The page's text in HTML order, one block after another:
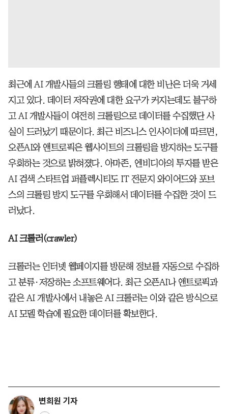
최근에 AI 개발사들의 크롤링 행태에 대한 비난은 더욱 거세
지고 있다. 데이터 저작권에 대한 요구가 커지는데도 불구하
고 AI 개발사들이 여전히 크롤링으로 데이터를 수집했단 사
실이 드러났기 때문이다. 최근 비즈니스 인사이더에 따르면,
오픈AI와 앤트로픽은 웹사이트의 크롤링을 방지하는 도구를
우회하는 것으로 밝혀졌다. 아마존, 엔비디아의 투자를 받은
AI 검색 스타트업 퍼플렉시티도 IT 전문지 와이어드와 포브
스의 크롤링 방지 도구를 우회해서 데이터를 수집한 것이 드
러났다.
AI 크롤러(crawler)
크롤러는 인터넷 웹페이지를 방문해 정보를 자동으로 수집하
고 분류·저장하는 소프트웨어다. 최근 오픈AI나 앤트로픽과
같은 AI 개발사에서 내놓은 AI 크롤러는 이와 같은 방식으로
AI 모델 학습에 필요한 데이터를 확보한다.
변희원 기자